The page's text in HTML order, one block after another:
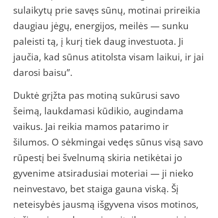
sulaikytų prie savęs sūnų, motinai prireikia
daugiau jėgų, energijos, meilės — sunku
paleisti tą, į kurį tiek daug investuota. Ji
jaučia, kad sūnus atitolsta visam laikui, ir jai
darosi baisu”.
Duktė grįžta pas motiną sukūrusi savo
šeimą, laukdamasi kūdikio, augindama
vaikus. Jai reikia mamos patarimo ir
šilumos. O sėkmingai vedęs sūnus visą savo
rūpestį bei švelnumą skiria netikėtai jo
gyvenime atsiradusiai moteriai — ji nieko
neinvestavo, bet staiga gauna viską. Šį
neteisybės jausmą išgyvena visos motinos,